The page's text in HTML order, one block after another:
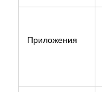
Приложения